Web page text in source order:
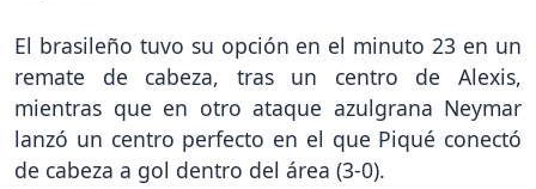
El brasileño tuvo su opción en el minuto 23 en un
remate de cabeza, tras un centro de Alexis,
mientras que en otro ataque azulgrana Neymar
lanzó un centro perfecto en el que Piqué conectó
de cabeza a gol dentro del área (3-0).